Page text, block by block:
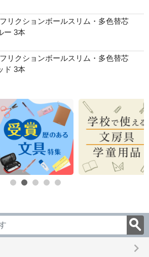
リクションボールスリム・多色替芯
ー 3本
リクションボールスリム・多色替芯
ド 3本
keyboard_arrow_right